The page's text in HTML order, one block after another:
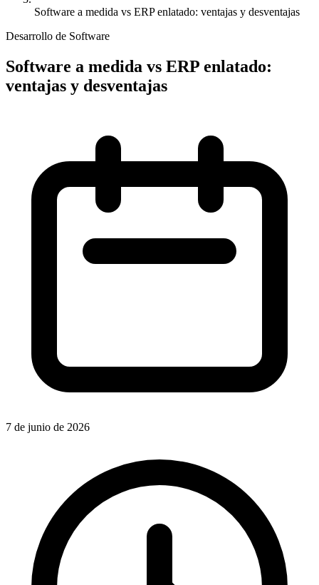
Software a medida vs ERP enlatado: ventajas y desventajas
Desarrollo de Software
Software a medida vs ERP enlatado:
ventajas y desventajas
7 de junio de 2026